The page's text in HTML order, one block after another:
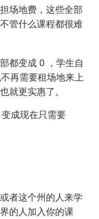
场地费，这些全部
管什么课程都很难
都变成 0 ，学生自
再需要租场地来上
就更实惠了。
成现在只需要
者这个州的人来学
的人加入你的课